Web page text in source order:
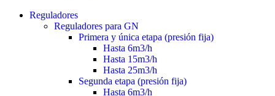
Reguladores
Reguladores para GN
Primera y única etapa (presión fija)
Hasta 6m3/h
Hasta 15m3/h
Hasta 25m3/h
Segunda etapa (presión fija)
Hasta 6m3/h